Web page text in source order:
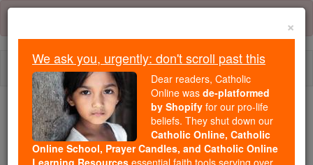
Skip
content
We ask you, urgently: don't scroll past this
Dear readers, Catholic Online
×
We ask you, urgently: don't scroll past this
Dear readers, Catholic
Online was de-platformed
by Shopify for our pro-life
beliefs. They shut down our
Catholic Online, Catholic
Online School, Prayer Candles, and Catholic Online
Learning Resources essential faith tools serving over